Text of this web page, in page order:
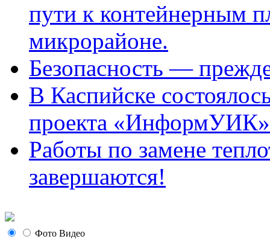
пути к контейнерным
микрорайоне.
Безопасность —
В Каспийске
проекта «ИнформУИК»
Работы по замене
завершаются!
Фото Видео